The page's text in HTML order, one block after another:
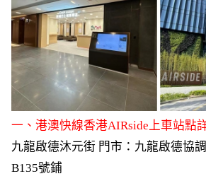
一、港澳快線香港AIRside上車站點
九龍啟德沐元街 門市：九龍啟德協
B135號鋪